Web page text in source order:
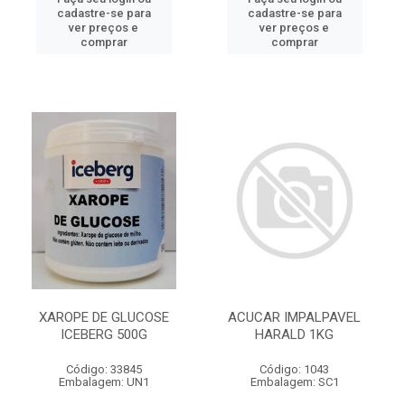
cadastre-se para
ver preços e
comprar
cadastre-se para
ver preços e
comprar
XAROPE DE GLUCOSE
ICEBERG 500G
Código: 33845
Embalagem: UN1
ACUCAR IMPALPAVEL
HARALD 1KG
Código: 1043
Embalagem: SC1